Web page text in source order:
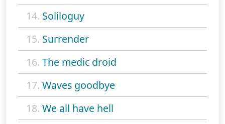
14. Soliloguy
15. Surrender
16. The medic droid
17. Waves goodbye
18. We all have hell